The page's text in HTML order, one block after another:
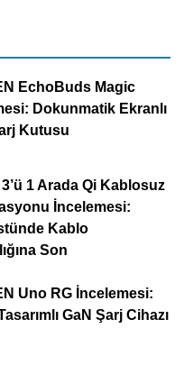
EchoBuds Magic
Dokunmatik Ekranlı
Kutusu
1 Arada Qi Kablosuz
İncelemesi:
Kablo
Son
Uno RG İncelemesi:
GaN Şarj Cihazı